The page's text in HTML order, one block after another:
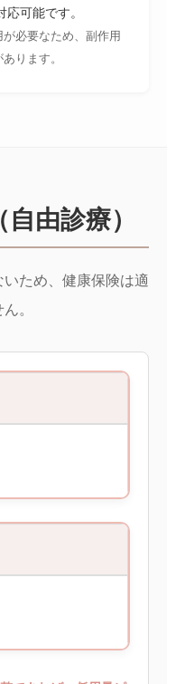
可能です。
必要なため、副作用
ります。
由診療）
ため、健康保険は適
。